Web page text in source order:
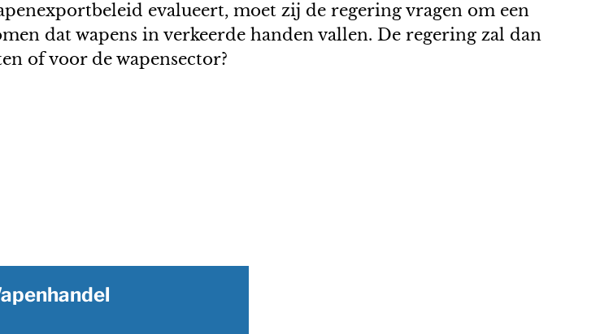
evalueert, moet zij de regering vragen om een
dat wapens in verkeerde handen vallen. De regering zal dan
of voor de wapensector?